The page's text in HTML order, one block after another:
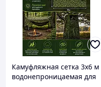
Камуфляжная сетка 3x6 м
водонепроницаемая для